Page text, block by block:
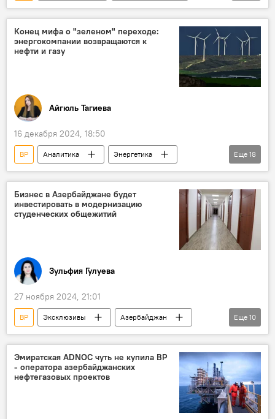
Месторождение
Бакинский энергетический форум
Шафаг- Асиман
Каспийское море
Региональный директор компании BP Гордон Биррелл
Разведка
Конец мифа о "зеленом" переходе:
энергокомпании возвращаются к
нефти и газу
Айгюль Тагиева
16 декабря 2024, 18:50
BP Аналитика
Энергетика
Северное море
Месторождения
Equinor
Shell СП
Нефть
Газ
Добыча
Прибыль
Потребление
Азиатско-Тихоокеанский регион
Международное энергетическое агентство
Экономика
энергобаланс
Еще 18
Бизнес в Азербайджане будет
инвестировать в модернизацию
студенческих общежитий
Зульфия Гулуева
27 ноября 2024, 21:01
BP Эксклюзивы
Азербайджан
Общество
Образование
Министерство образования АР
вузы
Общежития
Студенты
Эксперт
Еще 10
Эмиратская ADNOC чуть не купила BP
- оператора азербайджанских
нефтегазовых проектов